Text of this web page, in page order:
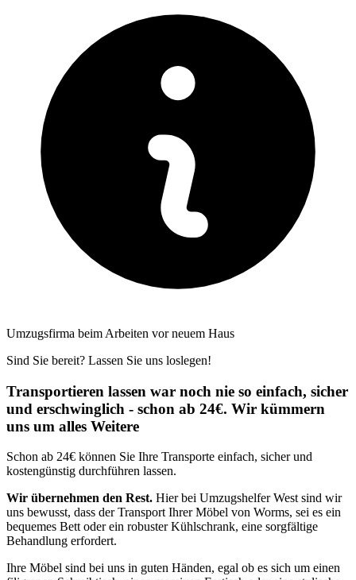
Umzugsfirma beim Arbeiten vor neuem Haus
Sind Sie bereit? Lassen Sie uns loslegen!
Transportieren lassen war noch nie so einfach, sicher
und erschwinglich - schon ab 24€. Wir kümmern
uns um alles Weitere
Schon ab 24€ können Sie Ihre Transporte einfach, sicher und
kostengünstig durchführen lassen.
Wir übernehmen den Rest. Hier bei Umzugshelfer West sind wir
uns bewusst, dass der Transport Ihrer Möbel von Worms, sei es ein
bequemes Bett oder ein robuster Kühlschrank, eine sorgfältige
Behandlung erfordert.
Ihre Möbel sind bei uns in guten Händen, egal ob es sich um einen